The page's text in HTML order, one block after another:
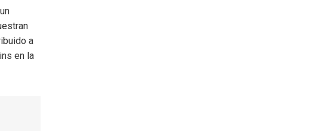
a
en la